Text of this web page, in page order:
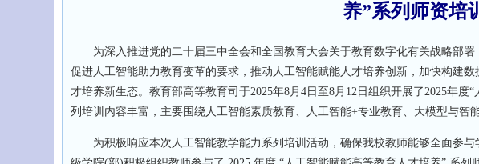
养”系列师资培
为深入推进党的二十届三中全会和全国教育大会关于教育数字化有关战略部署
促进人工智能助力教育变革的要求，推动人工智能赋能人才培养创新，加快构建
才培养新生态。教育部高等教育司于2025年8月4日至8月12日组织开展了2025年
列培训内容丰富，主要围绕人工智能素质教育、人工智能+专业教育、大模型与智
为积极响应本次人工智能教学能力系列培训活动，确保我校教师能够全面参与